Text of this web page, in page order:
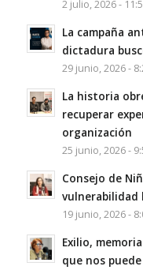
2 julio, 2026 -
La campaña
dictadura
29 junio, 2026 -
La historia
recuperar
organización
25 junio, 2026 -
Consejo de
vulnerabilidad
19 junio, 2026 -
Exilio,
que nos